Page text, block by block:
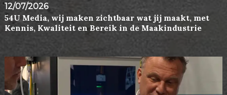
12/07/2026
54U Media, wij maken zichtbaar wat jij maakt, met
Kennis, Kwaliteit en Bereik in de Maakindustrie